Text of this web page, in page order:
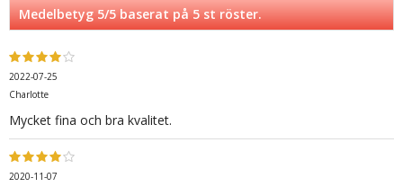
Medelbetyg5/5 baserat på5st röster.
2022-07-25
Charlotte
Mycket fina och bra kvalitet.
2020-11-07